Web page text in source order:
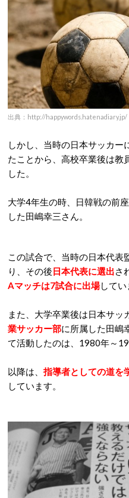
出典：http://happywords.hatenadiary.jp/
しかし、当時の日本サッカー
たことから、高校卒業後は教
した。
大学4年生の時、日韓戦の前
した田嶋幸三さん。
この試合で、当時の日本代表
り、その後日本代表に選出さ
Aマッチは7試合に出場してい
また、大学卒業後は日本サッ
業サッカー部に所属した田嶋
て活動したのは、1980年～
以降は、 指導者としての道を
しています。